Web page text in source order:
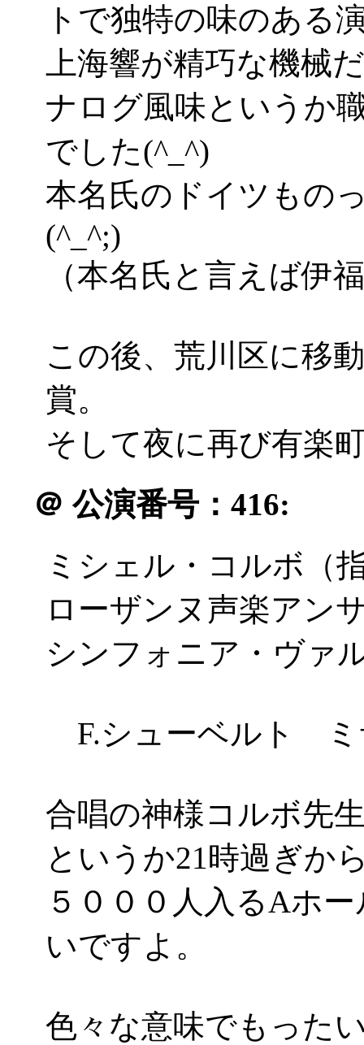
トで独特の味のある
上海響が精巧な機械
ナログ風味というか
でした(^_^)
本名氏のドイツもの
(^_^;)
（本名氏と言えば伊
この後、荒川区に移
賞。
そして夜に再び有楽
＠ 公演番号：416:
ミシェル・コルボ（
ローザンヌ声楽アン
シンフォニア・ヴァ
F.シューベルト ミ
合唱の神様コルボ先
というか21時過ぎか
５０００人入るAホ
いですよ。
色々な意味でもった